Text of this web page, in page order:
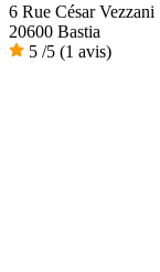
6 Rue César Vezzani
20600 Bastia
5 /5 (1 avis)